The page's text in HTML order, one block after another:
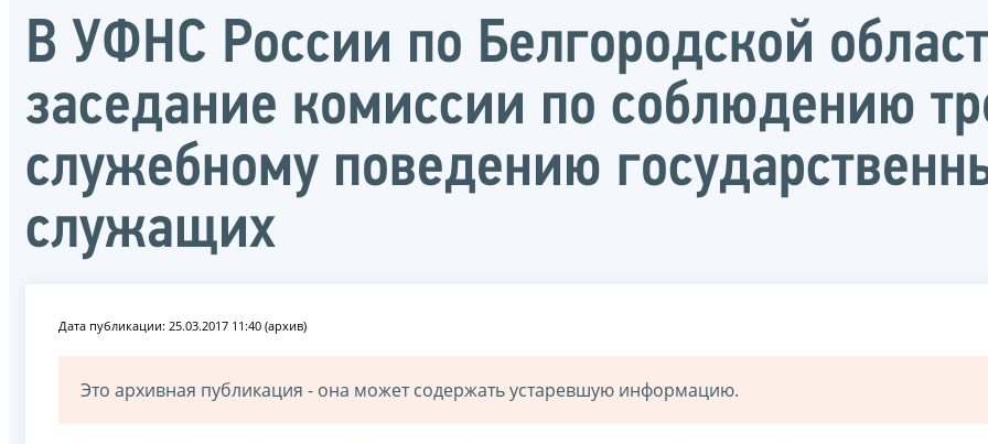
В УФНС России по Белгородской
заседание комиссии по соблюдению
служебному поведению
служащих
Дата публикации: 25.03.2017 11:40 (архив)
Это архивная публикация - она может содержать устаревшую информацию.